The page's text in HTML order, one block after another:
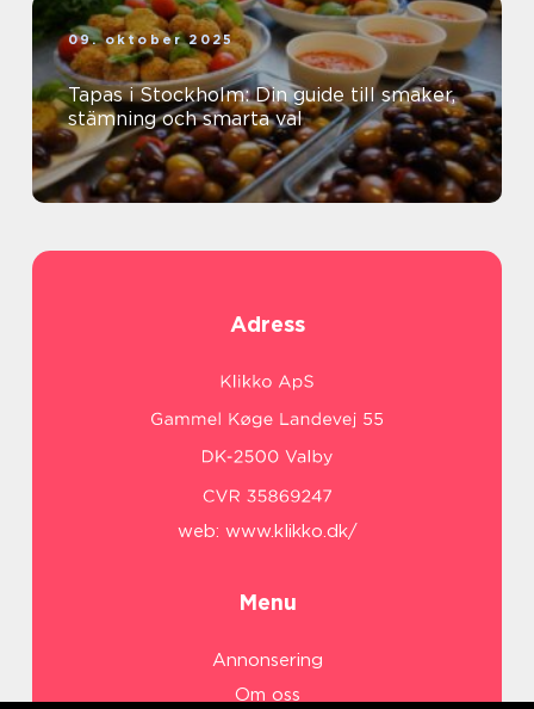
09. oktober 2025
Tapas i Stockholm: Din guide till smaker,
stämning och smarta val
Adress
web: www.klikko.dk/
Menu
Annonsering
Om oss